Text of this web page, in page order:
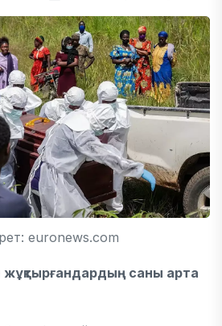
euronews.com
саны арта